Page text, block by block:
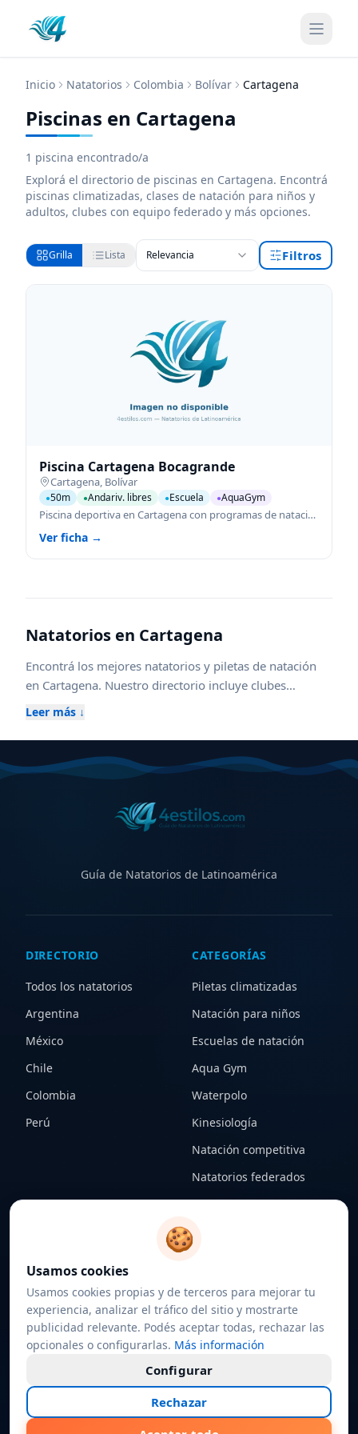
Inicio Natatorios Colombia Bolívar Cartagena
Piscinas en Cartagena
1 piscina encontrado/a
Explorá el directorio de piscinas en Cartagena. Encontrá
piscinas climatizadas, clases de natación para niños y
adultos, clubes con equipo federado y más opciones.
Grilla Lista Relevancia Filtros
Piscina Cartagena Bocagrande
Cartagena Bolívar
●50m ●Andariv. libres ●Escuela ●AquaGym
Piscina deportiva en Cartagena con programas de natación para todas las edades.
Ver ficha →
Natatorios en Cartagena
Encontrá los mejores natatorios y piletas de natación
en Cartagena. Nuestro directorio incluye clubes
federados, escuelas de natación para niños y adultos,
centros con aqua gym, waterpolo y kinesiología
acuática. Compará horarios, ubicaciones, instalaciones
y servicios para elegir el natatorio ideal en
ya sea para entrenamiento competitivo, aprendizaje,
recreación o rehabilitación. Explorá zonas cercanas
Leer más ↓
Guía de Natatorios de Latinoamérica
DIRECTORIO
Todos los natatorios
Argentina
México
Chile
Colombia
Perú
CATEGORÍAS
Piletas climatizadas
Natación para niños
Escuelas de natación
Aqua Gym
Waterpolo
Kinesiología
Natación competitiva
Natatorios federados
Federaciones
Sobre nosotros
Contacto
Política de cookies
Configurar cookies
4estilos.com · Todos los derechos reservados
Hecho con♥por nadadores, para nadadores.
Desarrollado porP3Design.com
🍪
Usamos cookies
Usamos cookies propias y de terceros para mejorar tu
experiencia, analizar el tráfico del sitio y mostrarte
publicidad relevante. Podés aceptar todas, rechazar las
opcionales o configurarlas. Más información
Configurar
Rechazar